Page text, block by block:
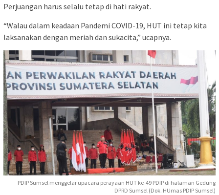
Perjuangan harus selalu tetap di hati rakyat.
“Walau dalam keadaan Pandemi COVID-19, HUT ini tetap kita
laksanakan dengan meriah dan sukacita,” ucapnya.
PDIP Sumsel menggelar upacara perayaan HUT ke-49 PDIP di halaman Gedung
DPRD Sumsel (Dok. HUmas PDIP Sumsel)